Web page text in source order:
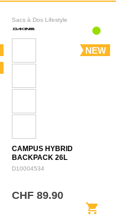
Sacs à Dos Lifestyle
NEW
CAMPUS HYBRID
BACKPACK 26L
D10004534
CHF 89.90
shopping_cart